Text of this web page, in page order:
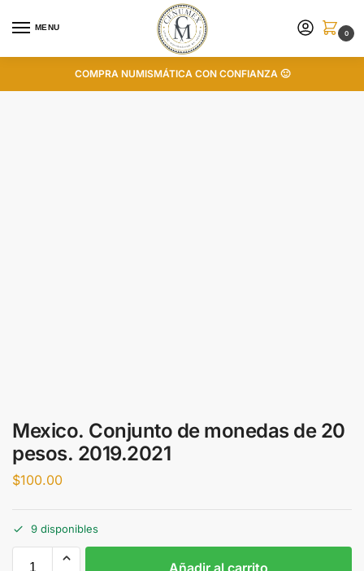
MENU
0
COMPRA NUMISMÁTICA CON CONFIANZA 🙂
Mexico. Conjunto de monedas de 20
pesos. 2019.2021
$100.00
9 disponibles